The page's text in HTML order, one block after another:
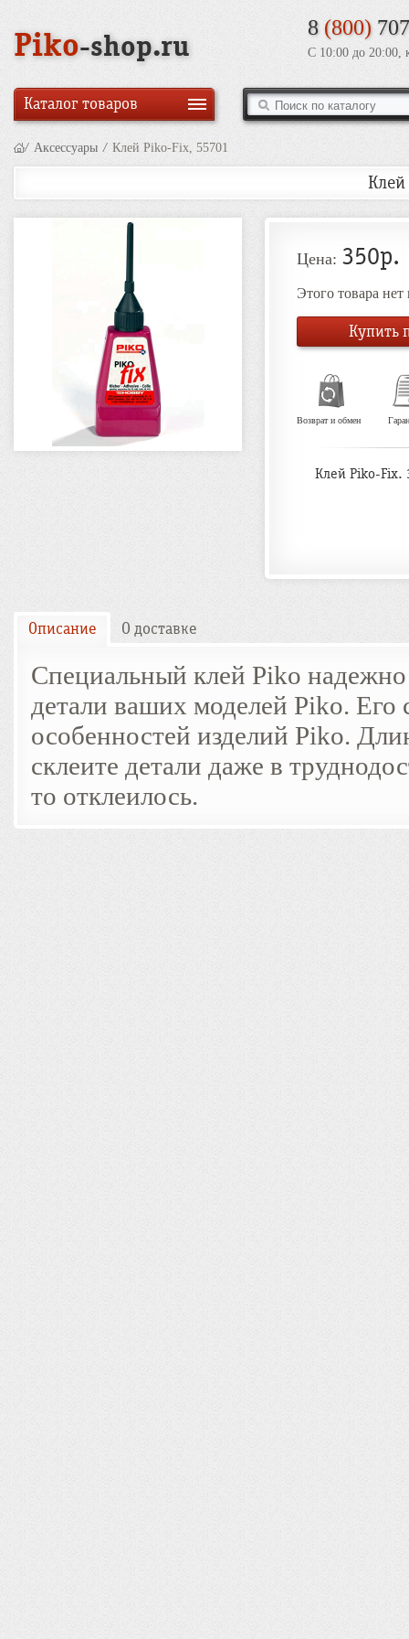
Piko-shop.ru
8 (800)
С 10:00 до 20:00,
Каталог товаров
/ Аксессуары / Клей Piko-Fix, 55701
Цена: 350р.
Этого товара
Купить
Возврат и обмен
Клей Piko-Fix.
Описание О доставке
Специальный клей Piko надежно
детали ваших моделей Piko. Его
особенностей изделий Piko.
склеите детали даже в
то отклеилось.